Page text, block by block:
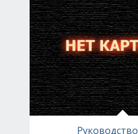
Руководство